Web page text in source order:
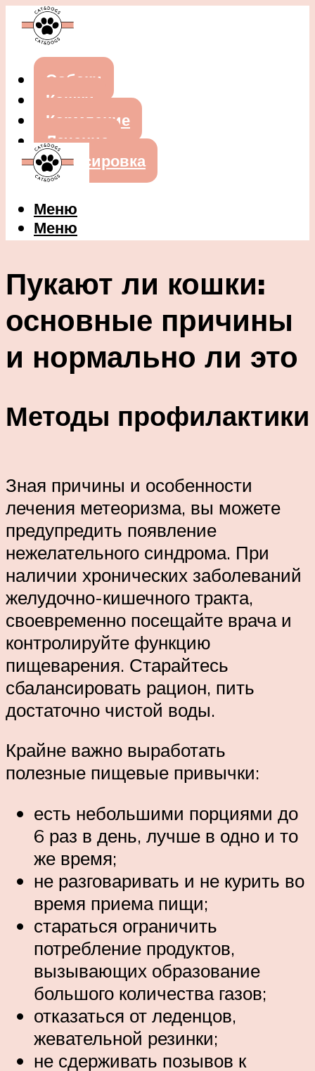
Собаки
Кошки
Кормление
Лечение
Дрессировка
Меню
Меню
Пукают ли кошки:
основные причины
и нормально ли это
Методы профилактики
Зная причины и особенности
лечения метеоризма, вы можете
предупредить появление
нежелательного синдрома. При
наличии хронических заболеваний
желудочно-кишечного тракта,
своевременно посещайте врача и
контролируйте функцию
пищеварения. Старайтесь
сбалансировать рацион, пить
достаточно чистой воды.
Крайне важно выработать
полезные пищевые привычки:
есть небольшими порциями до
6 раз в день, лучше в одно и то
же время;
не разговаривать и не курить во
время приема пищи;
стараться ограничить
потребление продуктов,
вызывающих образование
большого количества газов;
отказаться от леденцов,
жевательной резинки;
не сдерживать позывов к